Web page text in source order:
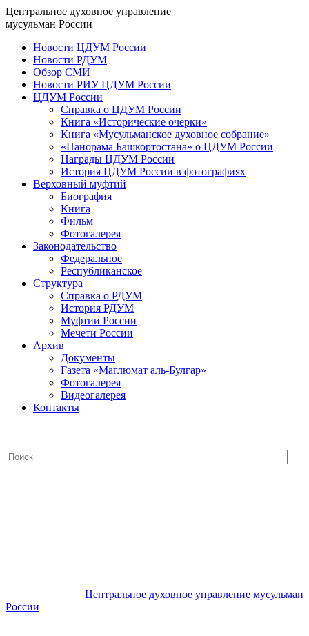
Центральное духовное управление
мусульман России
Новости ЦДУМ России
Новости РДУМ
Обзор СМИ
Новости РИУ ЦДУМ России
ЦДУМ России
Справка о ЦДУМ России
Книга «Исторические очерки»
Книга «Мусульманское духовное собрание»
«Панорама Башкортостана» о ЦДУМ России
Награды ЦДУМ России
История ЦДУМ России в фотографиях
Верховный муфтий
Биография
Книга
Фильм
Фотогалерея
Законодательство
Федеральное
Республиканское
Структура
Справка о РДУМ
История РДУМ
Муфтии России
Мечети России
Архив
Документы
Газета «Маглюмат аль-Булгар»
Фотогалерея
Видеогалерея
Контакты
Центральное духовное управление мусульман
России